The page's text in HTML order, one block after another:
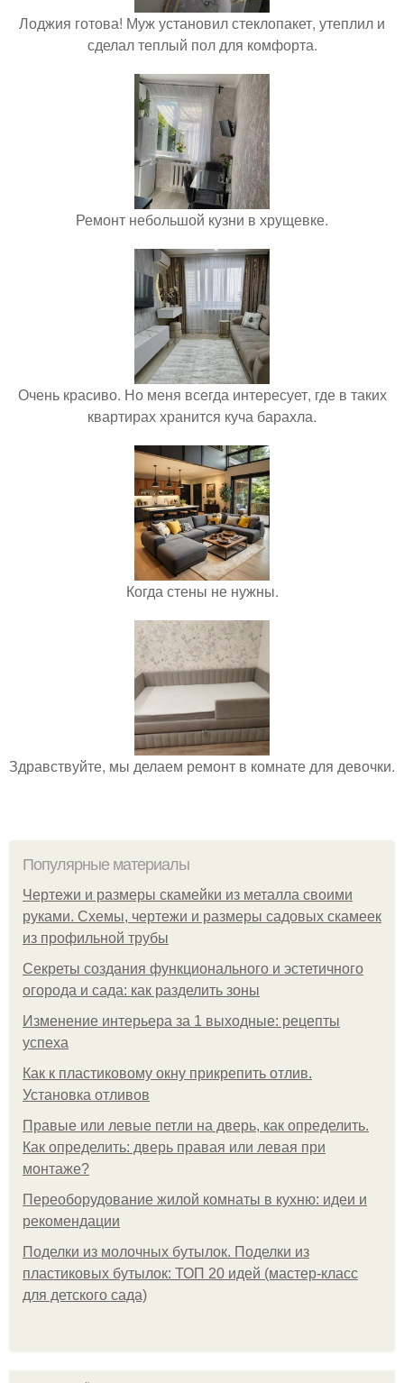
Лоджия готова! Муж установил стеклопакет, утеплил и
сделал теплый пол для комфорта.
Ремонт небольшой кузни в хрущевке.
Очень красиво. Но меня всегда интересует, где в таких
квартирах хранится куча барахла.
Когда стены не нужны.
Здравствуйте, мы делаем ремонт в комнате для девочки.
Популярные материалы
Чертежи и размеры скамейки из металла своими
руками. Схемы, чертежи и размеры садовых скамеек
из профильной трубы
Секреты создания функционального и эстетичного
огорода и сада: как разделить зоны
Изменение интерьера за 1 выходные: рецепты
успеха
Как к пластиковому окну прикрепить отлив.
Установка отливов
Правые или левые петли на дверь, как определить.
Как определить: дверь правая или левая при
монтаже?
Переоборудование жилой комнаты в кухню: идеи и
рекомендации
Поделки из молочных бутылок. Поделки из
пластиковых бутылок: ТОП 20 идей (мастер-класс
для детского сада)